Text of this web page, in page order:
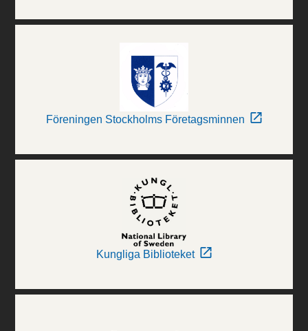
Föreningen Stockholms Företagsminnen
Kungliga Biblioteket